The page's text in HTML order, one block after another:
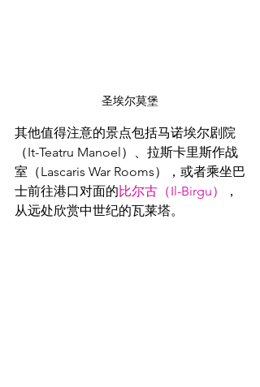
圣埃尔莫堡
其他值得注意的景点包括马诺埃尔剧院
（It-Teatru Manoel）、拉斯卡里斯作战
室（Lascaris War Rooms），或者乘坐巴
士前往港口对面的比尔古（Il-Birgu）
，
从远处欣赏中世纪的瓦莱塔。